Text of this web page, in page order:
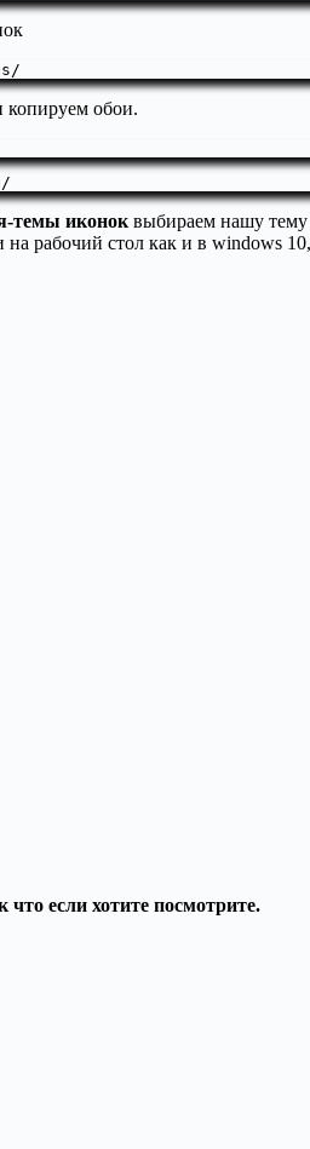
копируем обои.
темы иконок выбираем нашу тему
на рабочий стол как и в windows
если хотите посмотрите.